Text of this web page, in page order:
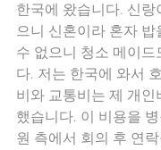
한국에 왔습니다. 신랑
으니 신혼이라 혼자 밥
수 없으니 청소 메이드
다. 저는 한국에 와서
비와 교통비는 제 개인
했습니다. 이 비용을
원 측에서 회의 후 연